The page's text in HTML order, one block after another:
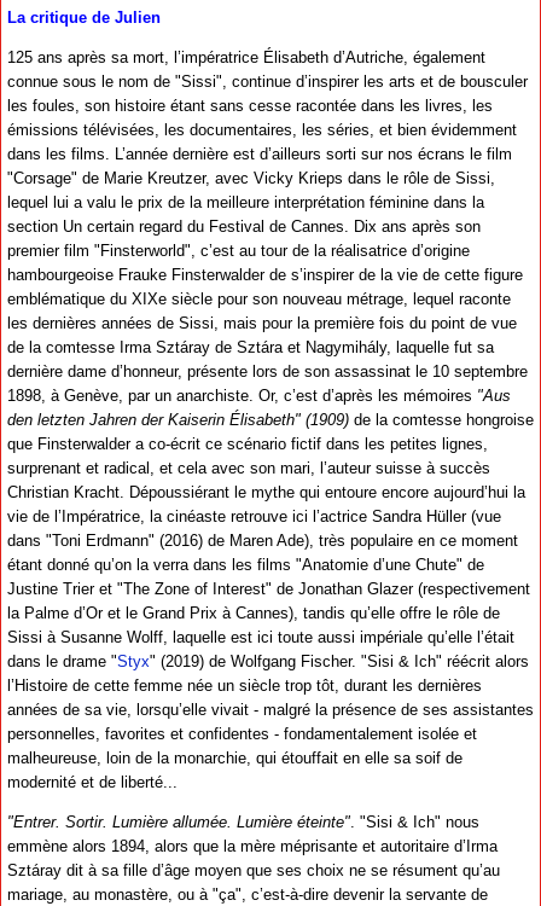
La critique de Julien
125 ans après sa mort, l’impératrice Élisabeth d’Autriche, également
connue sous le nom de "Sissi", continue d’inspirer les arts et de bousculer
les foules, son histoire étant sans cesse racontée dans les livres, les
émissions télévisées, les documentaires, les séries, et bien évidemment
dans les films. L’année dernière est d’ailleurs sorti sur nos écrans le film
"Corsage" de Marie Kreutzer, avec Vicky Krieps dans le rôle de Sissi,
lequel lui a valu le prix de la meilleure interprétation féminine dans la
section Un certain regard du Festival de Cannes. Dix ans après son
premier film "Finsterworld", c’est au tour de la réalisatrice d’origine
hambourgeoise Frauke Finsterwalder de s’inspirer de la vie de cette figure
emblématique du XIXe siècle pour son nouveau métrage, lequel raconte
les dernières années de Sissi, mais pour la première fois du point de vue
de la comtesse Irma Sztáray de Sztára et Nagymihály, laquelle fut sa
dernière dame d’honneur, présente lors de son assassinat le 10 septembre
1898, à Genève, par un anarchiste. Or, c’est d’après les mémoires "Aus
den letzten Jahren der Kaiserin Élisabeth" (1909) de la comtesse hongroise
que Finsterwalder a co-écrit ce scénario fictif dans les petites lignes,
surprenant et radical, et cela avec son mari, l’auteur suisse à succès
Christian Kracht. Dépoussiérant le mythe qui entoure encore aujourd’hui la
vie de l’Impératrice, la cinéaste retrouve ici l’actrice Sandra Hüller (vue
dans "Toni Erdmann" (2016) de Maren Ade), très populaire en ce moment
étant donné qu’on la verra dans les films "Anatomie d’une Chute" de
Justine Trier et "The Zone of Interest" de Jonathan Glazer (respectivement
la Palme d’Or et le Grand Prix à Cannes), tandis qu’elle offre le rôle de
Sissi à Susanne Wolff, laquelle est ici toute aussi impériale qu’elle l’était
dans le drame "Styx" (2019) de Wolfgang Fischer. "Sisi & Ich" réécrit alors
l’Histoire de cette femme née un siècle trop tôt, durant les dernières
années de sa vie, lorsqu’elle vivait - malgré la présence de ses assistantes
personnelles, favorites et confidentes - fondamentalement isolée et
malheureuse, loin de la monarchie, qui étouffait en elle sa soif de
modernité et de liberté...
"Entrer. Sortir. Lumière allumée. Lumière éteinte". "Sisi & Ich" nous
emmène alors 1894, alors que la mère méprisante et autoritaire d’Irma
Sztáray dit à sa fille d’âge moyen que ses choix ne se résument qu’au
mariage, au monastère, ou à "ça", c’est-à-dire devenir la servante de